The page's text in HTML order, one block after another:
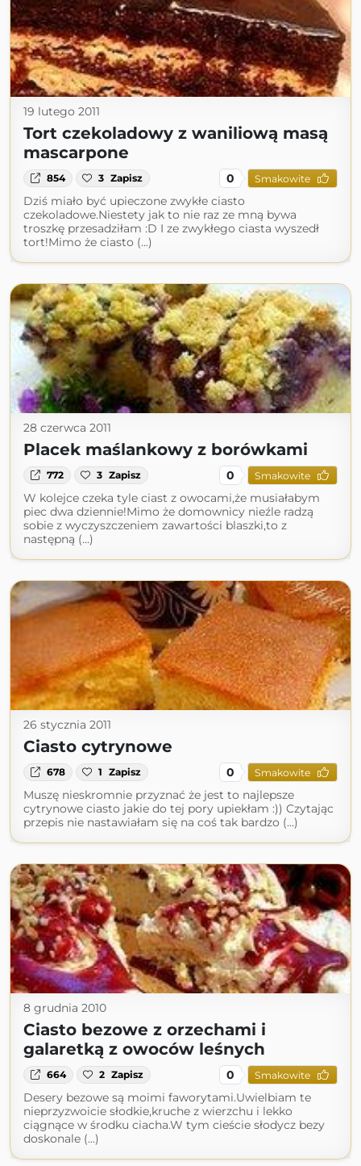
19 lutego 2011
Tort czekoladowy z waniliową masą
mascarpone
854 3 Zapisz 0 Smakowite
Dziś miało być upieczone zwykłe ciasto
czekoladowe.Niestety jak to nie raz ze mną bywa
troszkę przesadziłam :D I ze zwykłego ciasta wyszedł
tort!Mimo że ciasto (...)
28 czerwca 2011
Placek maślankowy z borówkami
772 3 Zapisz 0 Smakowite
W kolejce czeka tyle ciast z owocami,że musiałabym
piec dwa dziennie!Mimo że domownicy nieźle radzą
sobie z wyczyszczeniem zawartości blaszki,to z
następną (...)
26 stycznia 2011
Ciasto cytrynowe
678 1 Zapisz 0 Smakowite
Muszę nieskromnie przyznać że jest to najlepsze
cytrynowe ciasto jakie do tej pory upiekłam :)) Czytając
przepis nie nastawiałam się na coś tak bardzo (...)
8 grudnia 2010
Ciasto bezowe z orzechami i
galaretką z owoców leśnych
664 2 Zapisz 0 Smakowite
Desery bezowe są moimi faworytami.Uwielbiam te
nieprzyzwoicie słodkie,kruche z wierzchu i lekko
ciągnące w środku ciacha.W tym cieście słodycz bezy
doskonale (...)